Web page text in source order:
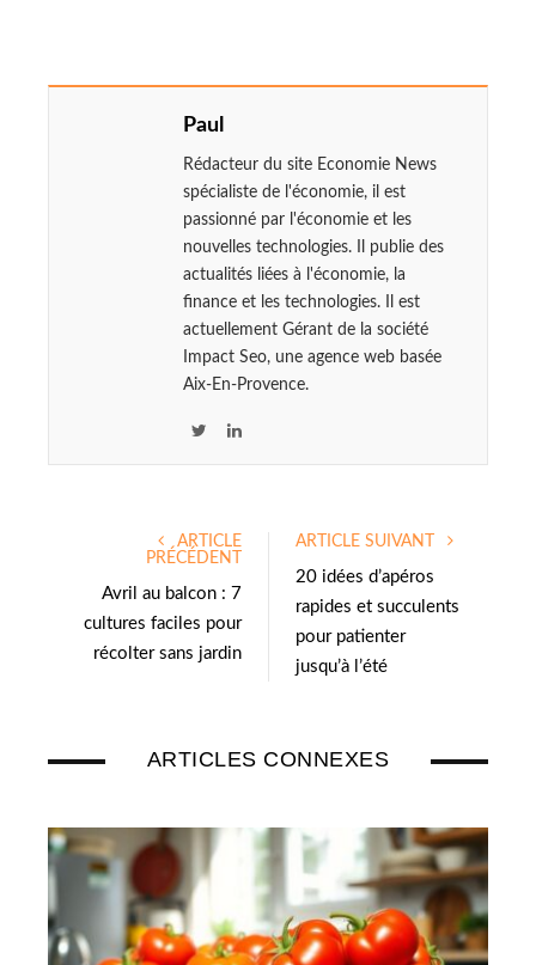
Paul
Rédacteur du site Economie News
spécialiste de l'économie, il est
passionné par l'économie et les
nouvelles technologies. Il publie des
actualités liées à l'économie, la
finance et les technologies. Il est
actuellement Gérant de la société
Impact Seo, une agence web basée
Aix-En-Provence.
t
r
L
e
ARTICLE
PRÉCÉDENT
Avril au balcon : 7
cultures faciles pour
récolter sans jardin
ARTICLE SUIVANT
20 idées d’apéros
rapides et succulents
pour patienter
jusqu’à l’été
ARTICLES CONNEXES